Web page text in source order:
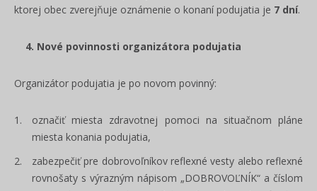
ktorej obec zverejňuje oznámenie o konaní podujatia je 7 dní.
4. Nové povinnosti organizátora podujatia
Organizátor podujatia je po novom povinný:
označiť miesta zdravotnej pomoci na situačnom pláne
miesta konania podujatia,
zabezpečiť pre dobrovoľníkov reflexné vesty alebo reflexné
rovnošaty s výrazným nápisom „DOBROVOĽNÍK“ a číslom